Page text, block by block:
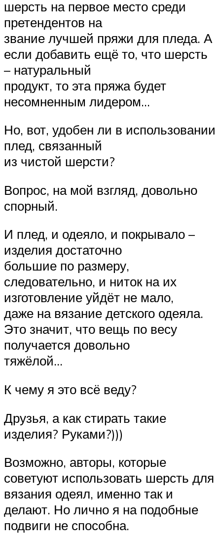
шерсть на первое место среди
претендентов на
звание лучшей пряжи для пледа. А
если добавить ещё то, что шерсть
– натуральный
продукт, то эта пряжа будет
несомненным лидером…
Но, вот, удобен ли в использовании
плед, связанный
из чистой шерсти?
Вопрос, на мой взгляд, довольно
спорный.
И плед, и одеяло, и покрывало –
изделия достаточно
большие по размеру,
следовательно, и ниток на их
изготовление уйдёт не мало,
даже на вязание детского одеяла.
Это значит, что вещь по весу
получается довольно
тяжёлой…
К чему я это всё веду?
Друзья, а как стирать такие
изделия? Руками?)))
Возможно, авторы, которые
советуют использовать шерсть для
вязания одеял, именно так и
делают. Но лично я на подобные
подвиги не способна.